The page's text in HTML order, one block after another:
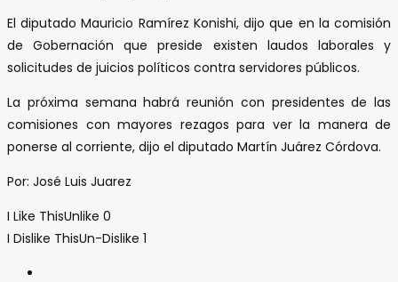
El diputado Mauricio Ramírez Konishi, dijo que en la comisión
de Gobernación que preside existen laudos laborales y
solicitudes de juicios políticos contra servidores públicos.
La próxima semana habrá reunión con presidentes de las
comisiones con mayores rezagos para ver la manera de
ponerse al corriente, dijo el diputado Martín Juárez Córdova.
Por: José Luis Juarez
I Like ThisUnlike 0
I Dislike ThisUn-Dislike 1